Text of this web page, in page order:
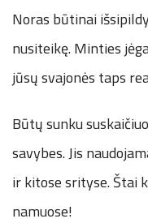
Noras būtinai
nusiteikę. Minties
jūsų svajonės taps
Būtų sunku
savybes. Jis
ir kitose srityse. Štai
namuose!